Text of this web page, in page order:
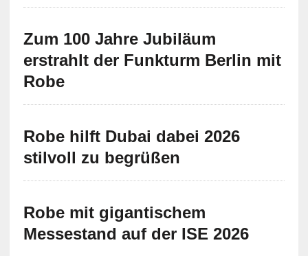
Zum 100 Jahre Jubiläum
erstrahlt der Funkturm Berlin mit
Robe
Robe hilft Dubai dabei 2026
stilvoll zu begrüßen
Robe mit gigantischem
Messestand auf der ISE 2026